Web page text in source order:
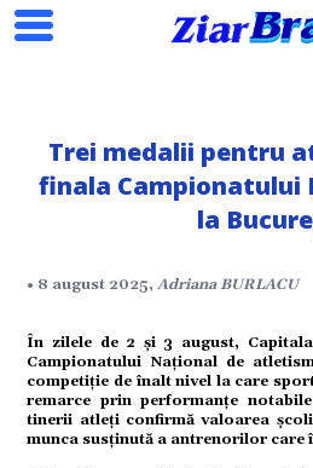
Trei medalii pentru
finala Campionatului
la
• 8 august 2025,Adriana BURLACU
În zilele de 2 și 3 august,
Campionatului Național de
competiție de înalt nivel la care
remarce prin performanțe
tinerii atleți confirmă valoarea
munca susținută a antrenorilor care